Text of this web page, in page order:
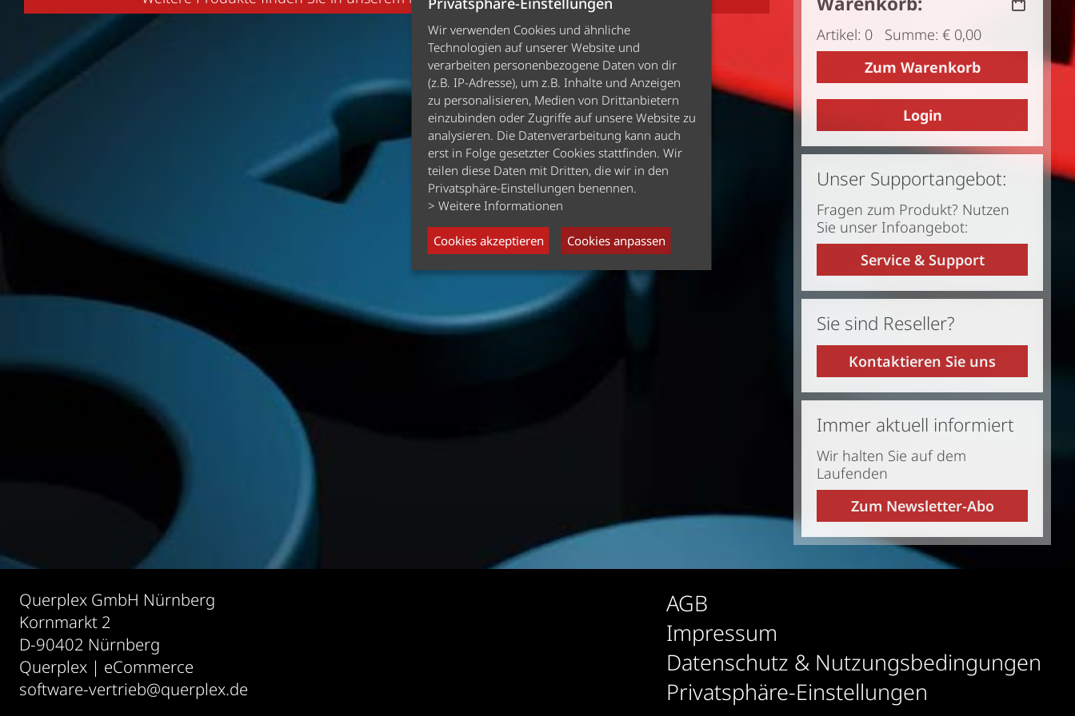
Artikel: 0 Summe: € 0,00
Zum Warenkorb
Login
Unser Supportangebot:
Fragen zum Produkt? Nutzen
Sie unser Infoangebot:
Service & Support
Sie sind Reseller?
Kontaktieren Sie uns
Immer aktuell informiert
Wir halten Sie auf dem
Laufenden
Zum Newsletter-Abo
AGB
Impressum
Datenschutz & Nutzungsbedingungen
Privatsphäre-Einstellungen
Querplex GmbH Nürnberg
Kornmarkt 2
D-90402 Nürnberg
Querplex | eCommerce
software-vertrieb@querplex.de
Wir verwenden Cookies und ähnliche
Technologien auf unserer Website und
verarbeiten personenbezogene Daten von dir
(z.B. IP-Adresse), um z.B. Inhalte und Anzeigen
zu personalisieren, Medien von Drittanbietern
einzubinden oder Zugriffe auf unsere Website zu
analysieren. Die Datenverarbeitung kann auch
erst in Folge gesetzter Cookies stattfinden. Wir
teilen diese Daten mit Dritten, die wir in den
Privatsphäre-Einstellungen benennen.
> Weitere Informationen
Cookies akzeptieren Cookies anpassen